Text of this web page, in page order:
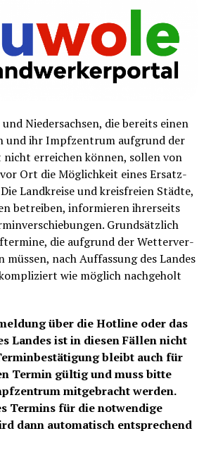
Nie­der­sach­sen, die bereits einen
und ihr Impf­zen­trum auf­grund der
errei­chen kön­nen, sol­len von
Ort die Mög­lich­keit eines Ersatz­
Land­krei­se und kreis­frei­en Städ­te,
betrei­ben, infor­mie­ren ihrer­seits
Grund­sätz­lich
die auf­grund der Wet­ter­ver­
nach Auf­fas­sung des Lan­des
wie mög­lich nach­ge­holt
über die Hot­line oder das
Lan­des ist in die­sen Fäl­len nicht
bleibt auch für
Ter­min gül­tig und muss bit­te
mit­ge­bracht wer­den.
Ter­mins für die not­wen­di­ge
dann auto­ma­tisch ent­spre­chend